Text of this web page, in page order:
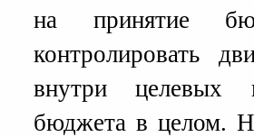
на принятие
контролировать
внутри целевых
бюджета в целом.